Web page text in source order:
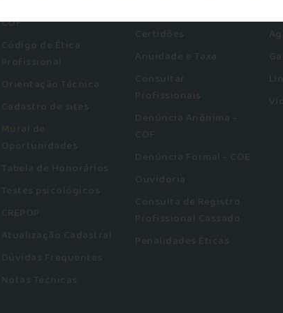
COF
Código de Ética
Profissional
Orientação Técnica
Cadastro de sites
Mural de
Oportunidades
Tabela de Honorários
Testes psicológicos
CREPOP
Atualização Cadastral
Dúvidas Frequentes
Notas Técnicas
Certidões
Anuidade e Taxa
Consultar
Profissionais
Denúncia Anônima -
COF
Denúncia Formal - COE
Ouvidoria
Consulta de Registro
Profissional Cassado
Penalidades Éticas